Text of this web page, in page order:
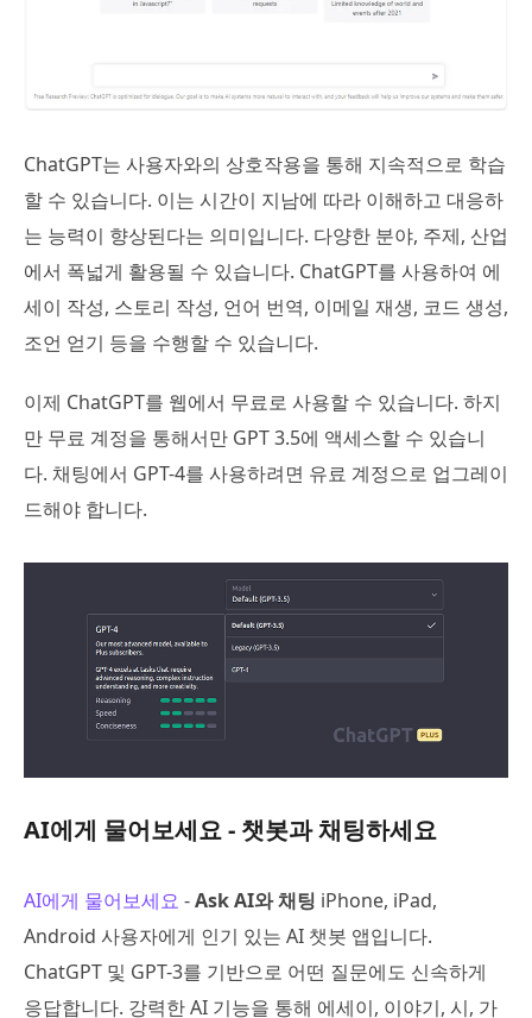
ChatGPT는 사용자와의 상호작용을 통해 지속적으로 학습
할 수 있습니다. 이는 시간이 지남에 따라 이해하고 대응하
는 능력이 향상된다는 의미입니다. 다양한 분야, 주제, 산업
에서 폭넓게 활용될 수 있습니다. ChatGPT를 사용하여 에
세이 작성, 스토리 작성, 언어 번역, 이메일 재생, 코드 생성,
조언 얻기 등을 수행할 수 있습니다.
이제 ChatGPT를 웹에서 무료로 사용할 수 있습니다. 하지
만 무료 계정을 통해서만 GPT 3.5에 액세스할 수 있습니
다. 채팅에서 GPT-4를 사용하려면 유료 계정으로 업그레이
드해야 합니다.
AI에게 물어보세요 - 챗봇과 채팅하세요
AI에게 물어보세요 -Ask AI와 채팅 iPhone, iPad,
Android 사용자에게 인기 있는 AI 챗봇 앱입니다.
ChatGPT 및 GPT-3를 기반으로 어떤 질문에도 신속하게
응답합니다. 강력한 AI 기능을 통해 에세이, 이야기, 시, 가